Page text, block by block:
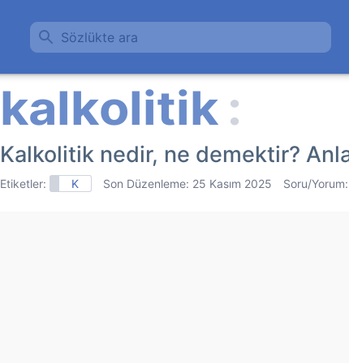
Sözlükte ara
Kalkolitik nedir, ne demektir?
Etiketler: K Son Düzenleme: 25 Kasım 2025 Soru/Yorum: